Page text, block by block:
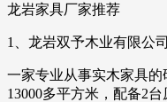
龙岩家具厂家推荐
1、龙岩双予木业有限公司
一家专业从事实木家具
13000多平方米，配备2